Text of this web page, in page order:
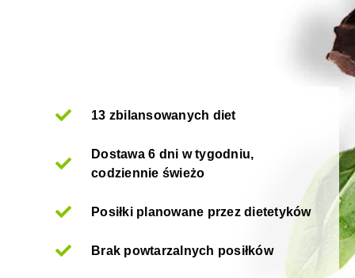
13 zbilansowanych diet
Dostawa 6 dni w tygodniu,
codziennie świeżo
Posiłki planowane przez dietetyków
Brak powtarzalnych posiłków